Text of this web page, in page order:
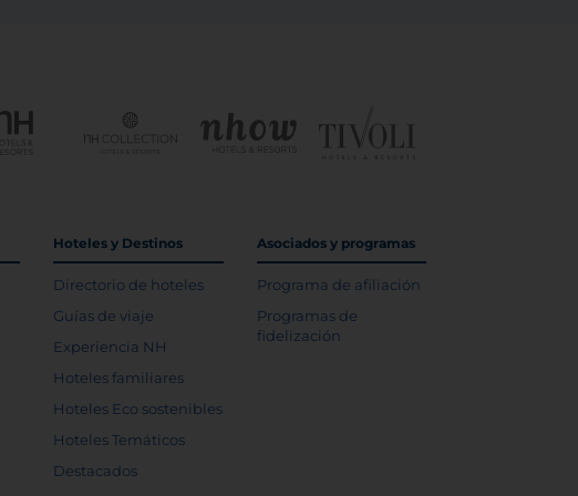
Hoteles y Destinos
Directorio de hoteles
Guías de viaje
Experiencia NH
Hoteles familiares
Hoteles Eco sostenibles
Hoteles Temáticos
Destacados
Asociados y programas
Programa de afiliación
Programas de
fidelización